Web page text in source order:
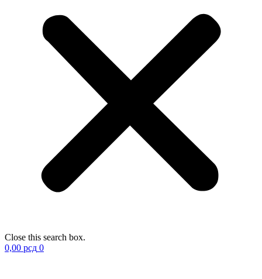
Close this search box.
0,00 рсд 0